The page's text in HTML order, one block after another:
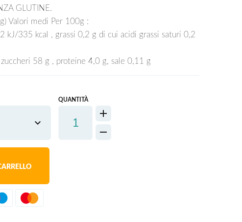
GLUTINE.
Valori medi Per 100g :
kJ/335 kcal , grassi 0,2 g di cui acidi grassi saturi 0,2
58 g , proteine 4,0 g, sale 0,11 g
QUANTITÀ